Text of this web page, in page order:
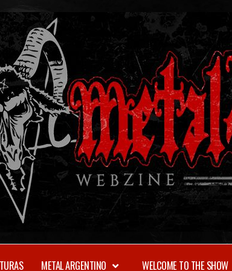
METAL ARGENTINO WELCOME TO THE SHOW